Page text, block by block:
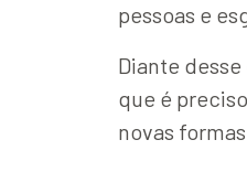
pessoas e
Diante
que é
novas